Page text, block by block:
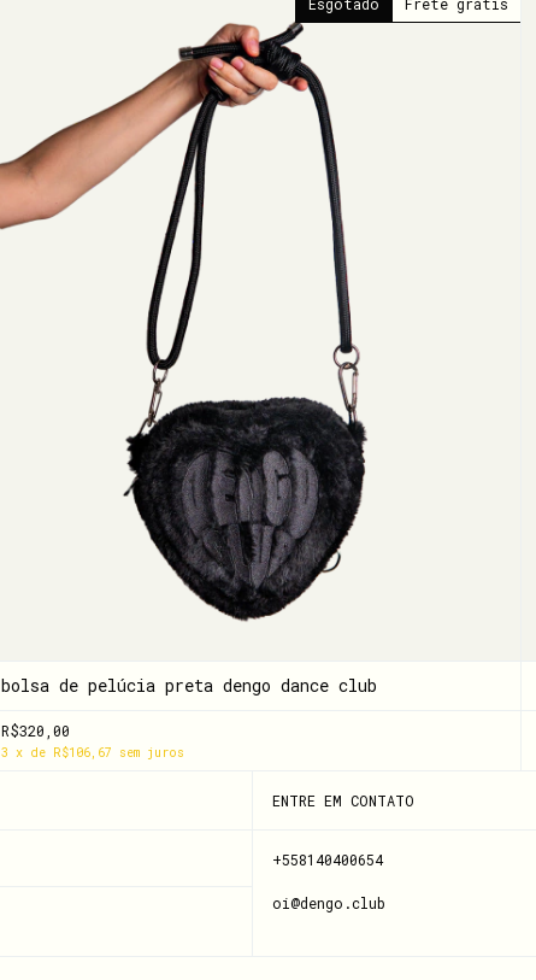
bolsa de pelúcia preta dengo dance club
R$320,00
3 x de R$106,67 sem juros
ENTRE EM CONTATO
+558140400654
oi@dengo.club